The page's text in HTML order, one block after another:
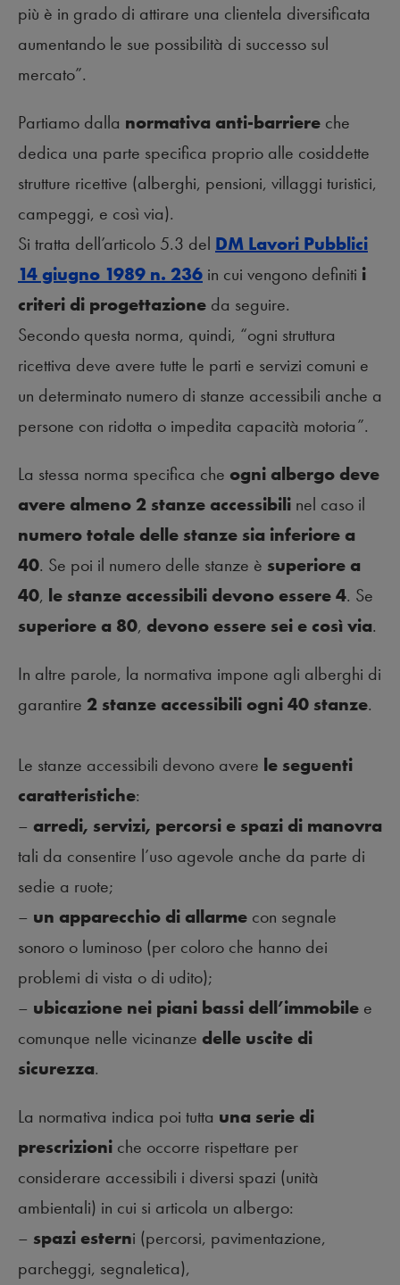
più è in grado di attirare una clientela diversificata
aumentando le sue possibilità di successo sul
mercato”.
Partiamo dalla normativa anti-barriere che
dedica una parte specifica proprio alle cosiddette
strutture ricettive (alberghi, pensioni, villaggi turistici,
campeggi, e così via).
Si tratta dell’articolo 5.3 del DM Lavori Pubblici
14 giugno 1989 n. 236 in cui vengono definiti i
criteri di progettazione da seguire.
Secondo questa norma, quindi, “ogni struttura
ricettiva deve avere tutte le parti e servizi comuni e
un determinato numero di stanze accessibili anche a
persone con ridotta o impedita capacità motoria”.
La stessa norma specifica che ogni albergo deve
avere almeno 2 stanze accessibili nel caso il
numero totale delle stanze sia inferiore a
40. Se poi il numero delle stanze è superiore a
40, le stanze accessibili devono essere 4. Se
superiore a 80, devono essere sei e così via.
In altre parole, la normativa impone agli alberghi di
garantire 2 stanze accessibili ogni 40 stanze.
Le stanze accessibili devono avere le seguenti
caratteristiche:
– arredi, servizi, percorsi e spazi di manovra
tali da consentire l’uso agevole anche da parte di
sedie a ruote;
– un apparecchio di allarme con segnale
sonoro o luminoso (per coloro che hanno dei
problemi di vista o di udito);
– ubicazione nei piani bassi dell’immobile e
comunque nelle vicinanze delle uscite di
sicurezza.
La normativa indica poi tutta una serie di
prescrizioni che occorre rispettare per
considerare accessibili i diversi spazi (unità
ambientali) in cui si articola un albergo:
– spazi esterni (percorsi, pavimentazione,
parcheggi, segnaletica),